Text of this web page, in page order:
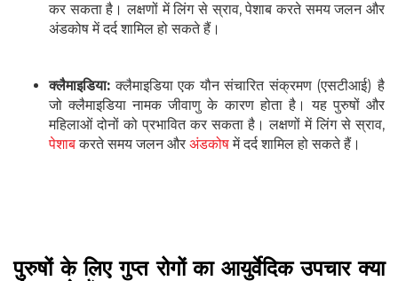
कर सकता है। लक्षणों में लिंग से स्राव, पेशाब करते समय जलन और
अंडकोष में दर्द शामिल हो सकते हैं।
क्लैमाइडिया: क्लैमाइडिया एक यौन संचारित संक्रमण (एसटीआई) है
जो क्लैमाइडिया नामक जीवाणु के कारण होता है। यह पुरुषों और
महिलाओं दोनों को प्रभावित कर सकता है। लक्षणों में लिंग से स्राव,
पेशाबकरते समय जलन और अंडकोषमें दर्द शामिल हो सकते हैं।
पुरुषों के लिए गुप्त रोगों का आयुर्वेदिक उपचार क्या